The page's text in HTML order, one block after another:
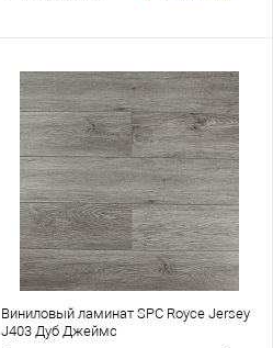
Виниловый ламинат SPC Royce Jersey
J403 Дуб Джеймс